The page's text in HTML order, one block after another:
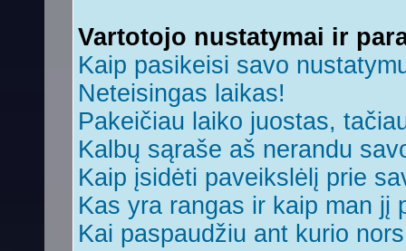
Vartotojo nustatymai ir
Kaip pasikeisi savo
Neteisingas laikas!
Pakeičiau laiko juostas,
Kalbų sąraše aš nerandu
Kaip įsidėti paveikslėlį prie
Kas yra rangas ir kaip man jį
Kai paspaudžiu ant kurio